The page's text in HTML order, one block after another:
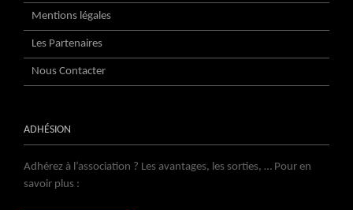
Mentions légales
Les Partenaires
Nous Contacter
ADHÉSION
Adhérez à l’association ? Les avantages, les sorties, … Pour en
savoir plus :